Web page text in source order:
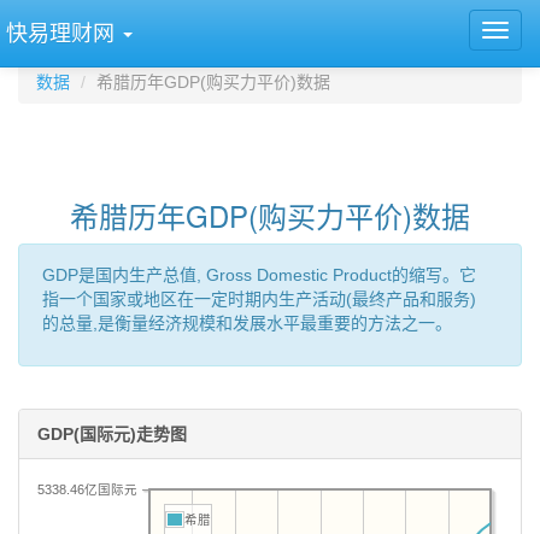
快易理财网
数据 希腊历年GDP(购买力平价)数据
希腊历年GDP(购买力平价)数据
GDP是国内生产总值, Gross Domestic Product的缩写。它
指一个国家或地区在一定时期内生产活动(最终产品和服务)
的总量,是衡量经济规模和发展水平最重要的方法之一。
GDP(国际元)走势图
5338.46亿国际元
希腊